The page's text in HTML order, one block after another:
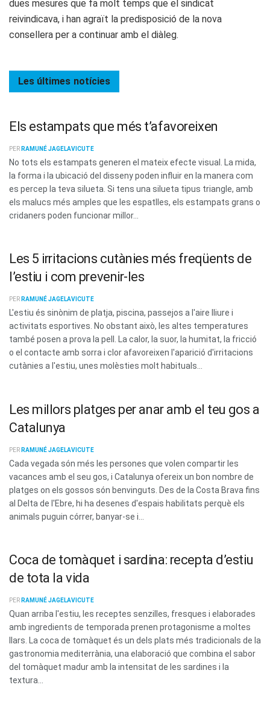
dues mesures que fa molt temps que el sindicat
reivindicava, i han agraït la predisposició de la nova
consellera per a continuar amb el diàleg.
Les últimes notícies
Els estampats que més t’afavoreixen
PER RAMUNÉ JAGELAVICUTE
No tots els estampats generen el mateix efecte visual. La mida,
la forma i la ubicació del disseny poden influir en la manera com
es percep la teva silueta. Si tens una silueta tipus triangle, amb
els malucs més amples que les espatlles, els estampats grans o
cridaners poden funcionar millor...
Les 5 irritacions cutànies més freqüents de
l’estiu i com prevenir-les
PER RAMUNÉ JAGELAVICUTE
L'estiu és sinònim de platja, piscina, passejos a l'aire lliure i
activitats esportives. No obstant això, les altes temperatures
també posen a prova la pell. La calor, la suor, la humitat, la fricció
o el contacte amb sorra i clor afavoreixen l'aparició d'irritacions
cutànies a l'estiu, unes molèsties molt habituals...
Les millors platges per anar amb el teu gos a
Catalunya
PER RAMUNÉ JAGELAVICUTE
Cada vegada són més les persones que volen compartir les
vacances amb el seu gos, i Catalunya ofereix un bon nombre de
platges on els gossos són benvinguts. Des de la Costa Brava fins
al Delta de l'Ebre, hi ha desenes d'espais habilitats perquè els
animals puguin córrer, banyar-se i...
Coca de tomàquet i sardina: recepta d’estiu
de tota la vida
PER RAMUNÉ JAGELAVICUTE
Quan arriba l'estiu, les receptes senzilles, fresques i elaborades
amb ingredients de temporada prenen protagonisme a moltes
llars. La coca de tomàquet és un dels plats més tradicionals de la
gastronomia mediterrània, una elaboració que combina el sabor
del tomàquet madur amb la intensitat de les sardines i la
textura...